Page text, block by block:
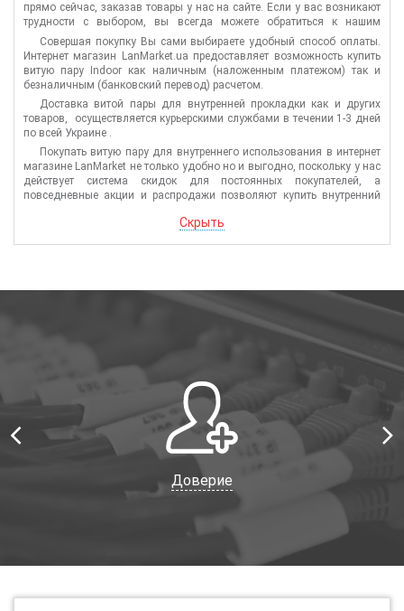
прямо сейчас, заказав товары у нас на сайте. Если у вас возникают
трудности с выбором, вы всегда можете обратиться к нашим
менеджерам, которые смогут подобрать кабель витую пару под Ваши
требования.
Совершая покупку Вы сами выбираете удобный способ оплаты.
Интернет магазин LanMarket.ua предоставляет возможность купить
витую пару Indoor как наличным (наложенным платежом) так и
безналичным (банковский перевод) расчетом.
Доставка витой пары для внутренней прокладки как и других
товаров, осуществляется курьерскими службами в течении 1-3 дней
по всей Украине .
Покупать витую пару для внутреннего использования в интернет
магазине LanMarket не только удобно но и выгодно, поскольку у нас
действует система скидок для постоянных покупателей, а
повседневные акции и распродажи позволяют купить внутренний
Скрыть
Доверие